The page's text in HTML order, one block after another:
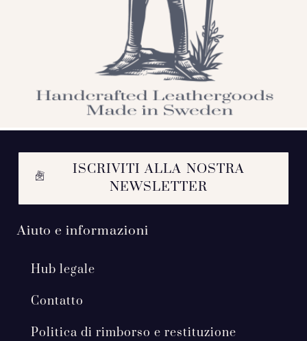
ISCRIVITI ALLA NOSTRA
NEWSLETTER
Aiuto e informazioni
Hub legale
Contatto
Politica di rimborso e restituzione